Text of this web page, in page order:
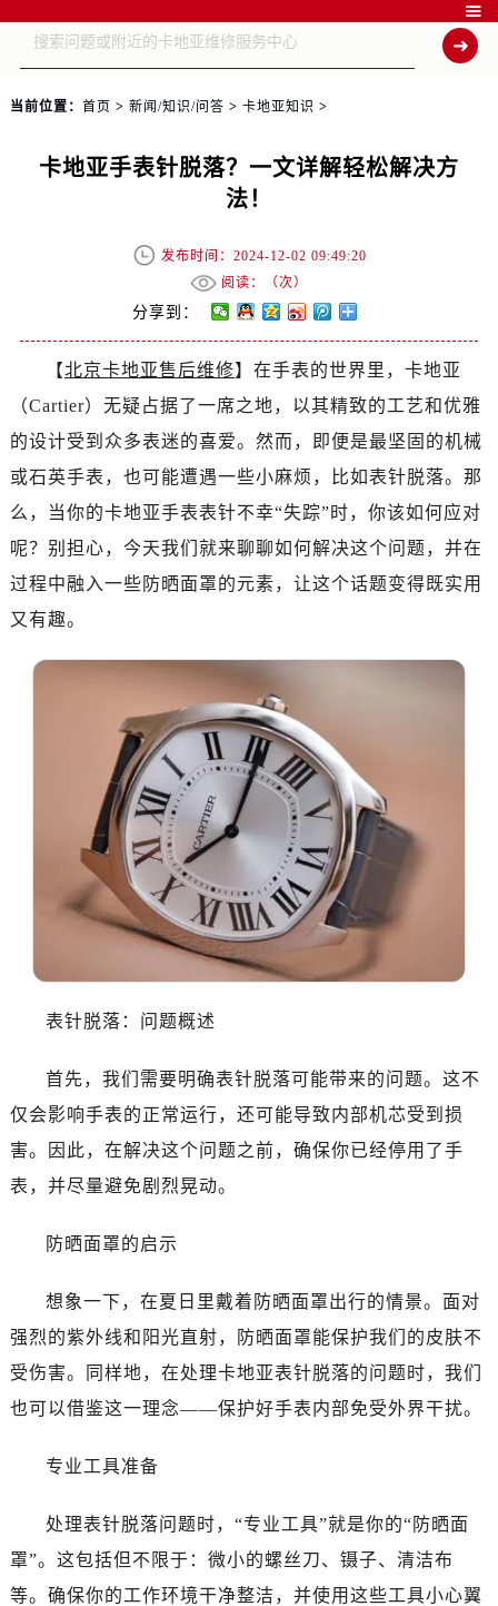

当前位置： 首页 > 新闻/知识/问答 > 卡地亚知识 >
卡地亚手表针脱落？一文详解轻松解决方
法！
发布时间：2024-12-02 09:49:20
阅读：（次）
分享到：
【北京卡地亚售后维修】在手表的世界里，卡地亚
（Cartier）无疑占据了一席之地，以其精致的工艺和优雅
的设计受到众多表迷的喜爱。然而，即便是最坚固的机械
或石英手表，也可能遭遇一些小麻烦，比如表针脱落。那
么，当你的卡地亚手表表针不幸“失踪”时，你该如何应对
呢？别担心，今天我们就来聊聊如何解决这个问题，并在
过程中融入一些防晒面罩的元素，让这个话题变得既实用
又有趣。
表针脱落：问题概述
首先，我们需要明确表针脱落可能带来的问题。这不
仅会影响手表的正常运行，还可能导致内部机芯受到损
害。因此，在解决这个问题之前，确保你已经停用了手
表，并尽量避免剧烈晃动。
防晒面罩的启示
想象一下，在夏日里戴着防晒面罩出行的情景。面对
强烈的紫外线和阳光直射，防晒面罩能保护我们的皮肤不
受伤害。同样地，在处理卡地亚表针脱落的问题时，我们
也可以借鉴这一理念——保护好手表内部免受外界干扰。
专业工具准备
处理表针脱落问题时，“专业工具”就是你的“防晒面
罩”。这包括但不限于：微小的螺丝刀、镊子、清洁布
等。确保你的工作环境干净整洁，并使用这些工具小心翼